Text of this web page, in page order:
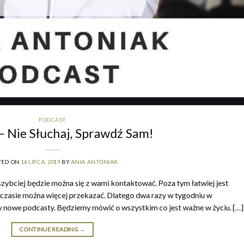
PODCAST
Nie Słuchaj, Sprawdź Sam!
ON 16 LIPCA, 2019 BY ANIA ANTONIAK
będzie można się z wami kontaktować. Poza tym łatwiej jest
można więcej przekazać. Dlatego dwa razy w tygodniu w
podcasty. Będziemy mówić o wszystkim co jest ważne w życiu. […]
CONTINUE READING →